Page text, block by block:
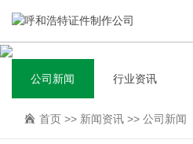
公司新闻 行业资讯
首页 >> 新闻资讯 >> 公司新闻